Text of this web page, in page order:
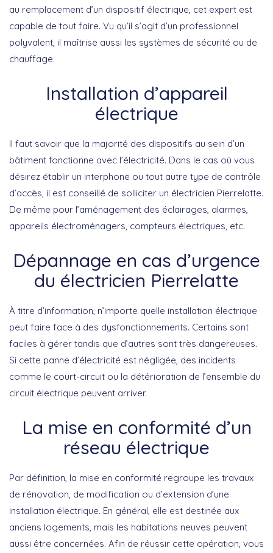
au remplacement d’un dispositif électrique, cet expert est
capable de tout faire. Vu qu’il s’agit d’un professionnel
polyvalent, il maîtrise aussi les systèmes de sécurité ou de
chauffage.
Installation d’appareil
électrique
Il faut savoir que la majorité des dispositifs au sein d’un
bâtiment fonctionne avec l’électricité. Dans le cas où vous
désirez établir un interphone ou tout autre type de contrôle
d’accès, il est conseillé de solliciter un électricien Pierrelatte.
De même pour l’aménagement des éclairages, alarmes,
appareils électroménagers, compteurs électriques, etc.
Dépannage en cas d’urgence
du électricien Pierrelatte
À titre d’information, n’importe quelle installation électrique
peut faire face à des dysfonctionnements. Certains sont
faciles à gérer tandis que d’autres sont très dangereuses.
Si cette panne d’électricité est négligée, des incidents
comme le court-circuit ou la détérioration de l’ensemble du
circuit électrique peuvent arriver.
La mise en conformité d’un
réseau électrique
Par définition, la mise en conformité regroupe les travaux
de rénovation, de modification ou d’extension d’une
installation électrique. En général, elle est destinée aux
anciens logements, mais les habitations neuves peuvent
aussi être concernées. Afin de réussir cette opération, vous